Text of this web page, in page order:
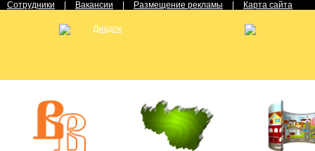
Сотрудники Вакансии Размещение рекламы Карта сайта